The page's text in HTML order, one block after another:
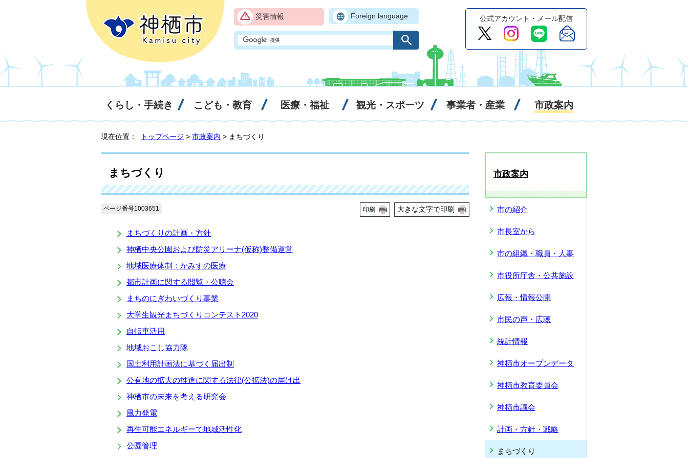
災害情報 Foreign language 公式アカウント・メール配信
くらし・手続き こども・教育 医療・福祉 観光・スポーツ 事業者・産業 市政案内
現在位置： トップページ > 市政案内 > まちづくり
まちづくり
ページ番号1003651 印刷 大きな文字で印刷
まちづくりの計画・方針
神栖中央公園および防災アリーナ(仮称)整備運営
地域医療体制：かみすの医療
都市計画に関する閲覧・公聴会
まちのにぎわいづくり事業
大学生観光まちづくりコンテスト2020
自転車活用
地域おこし協力隊
国土利用計画法に基づく届出制
公有地の拡大の推進に関する法律(公拡法)の届け出
神栖市の未来を考える研究会
風力発電
再生可能エネルギーで地域活性化
公園管理
市政案内
市の紹介
市長室から
市の組織・職員・人事
市役所庁舎・公共施設
広報・情報公開
市民の声・広聴
統計情報
神栖市オープンデータ
神栖市教育委員会
神栖市議会
計画・方針・戦略
まちづくり